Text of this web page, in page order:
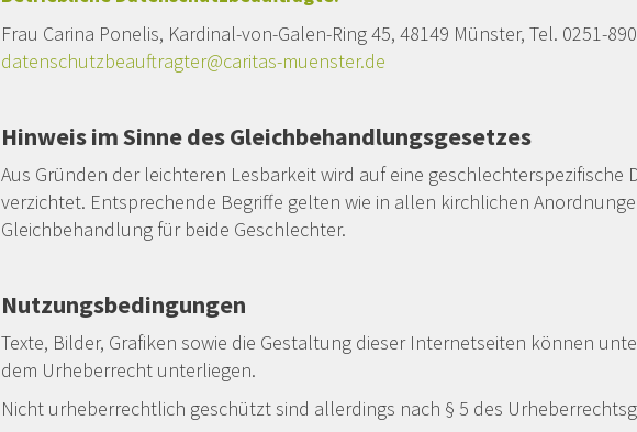
Frau Carina Ponelis, Kardinal-von-Galen-Ring 45, 48149 Münster, Tel. 0251-
datenschutzbeauftragter@caritas-muenster.de
Hinweis im Sinne des Gleichbehandlungsgesetzes
Aus Gründen der leichteren Lesbarkeit wird auf eine geschlechterspezifische
verzichtet. Entsprechende Begriffe gelten wie in allen kirchlichen
Gleichbehandlung für beide Geschlechter.
Nutzungsbedingungen
Texte, Bilder, Grafiken sowie die Gestaltung dieser Internetseiten können
dem Urheberrecht unterliegen.
Nicht urheberrechtlich geschützt sind allerdings nach § 5 des